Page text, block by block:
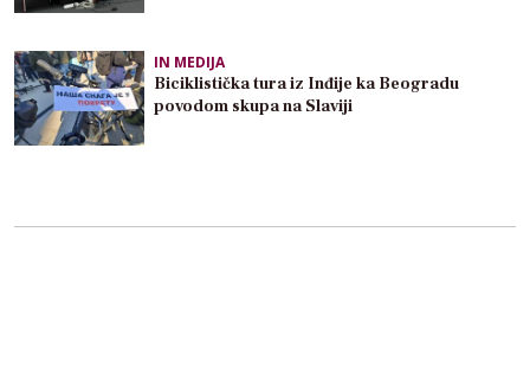
IN MEDIJA
Biciklistička tura iz Inđije ka Beogradu
povodom skupa na Slaviji